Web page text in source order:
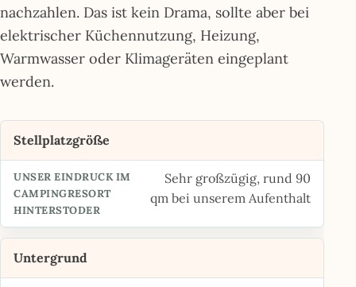
nachzahlen. Das ist kein Drama, sollte aber bei
elektrischer Küchennutzung, Heizung,
Warmwasser oder Klimageräten eingeplant
werden.
Stellplatzgröße
Sehr großzügig, rund 90
qm bei unserem Aufenthalt
Untergrund